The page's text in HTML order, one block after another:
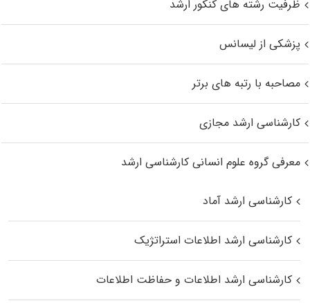
ظرفیت رشته های کنکور ارشد
پزشکی از لیسانس
مصاحبه با رتبه های برتر
کارشناسی ارشد مجازی
معرفی گروه علوم انسانی کارشناسی ارشد
کارشناسی ارشد آماد
کارشناسی ارشد اطلاعات استراتژیک
کارشناسی ارشد اطلاعات و حفاظت اطلاعات